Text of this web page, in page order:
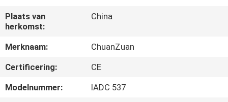
ONS
FABRIEKSREIS
KWALITEITSCONTROLE
Plaats van
herkomst:
China
Merknaam:
ChuanZuan
Certificering:
CE
Modelnummer:
IADC 537